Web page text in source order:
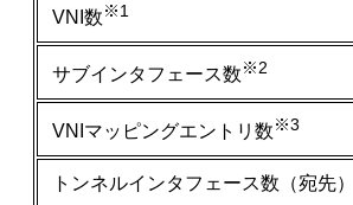
VNI数※1
サブインタフェース数※2
VNIマッピングエントリ数※3
トンネルインタフェース数（宛先）